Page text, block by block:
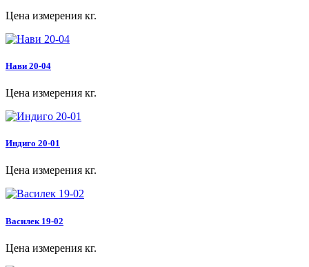
Цена измерения кг.
Нави 20-04
Цена измерения кг.
Индиго 20-01
Цена измерения кг.
Василек 19-02
Цена измерения кг.